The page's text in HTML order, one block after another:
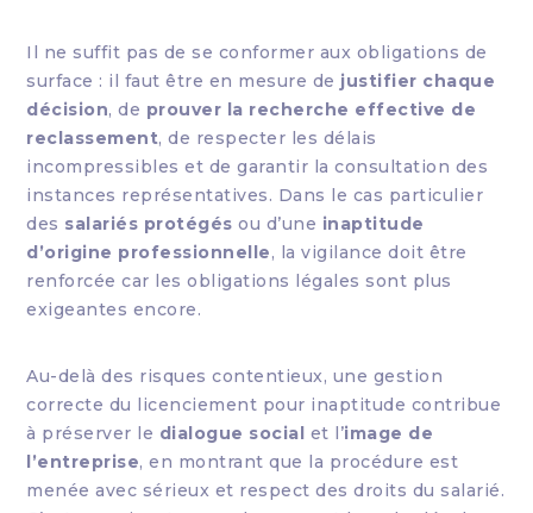
Il ne suffit pas de se conformer aux obligations de
surface : il faut être en mesure de justifier chaque
décision, de prouver la recherche effective de
reclassement, de respecter les délais
incompressibles et de garantir la consultation des
instances représentatives. Dans le cas particulier
des salariés protégés ou d’une inaptitude
d’origine professionnelle, la vigilance doit être
renforcée car les obligations légales sont plus
exigeantes encore.
Au-delà des risques contentieux, une gestion
correcte du licenciement pour inaptitude contribue
à préserver le dialogue social et l’image de
l’entreprise, en montrant que la procédure est
menée avec sérieux et respect des droits du salarié.